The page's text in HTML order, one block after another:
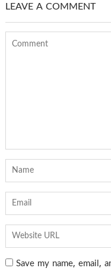
LEAVE A COMMENT
Save my name, email,